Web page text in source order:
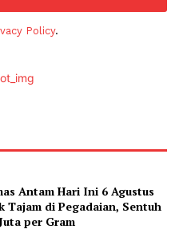
Policy.
Antam Hari Ini 6 Agustus
Tajam di Pegadaian, Sentuh
per Gram